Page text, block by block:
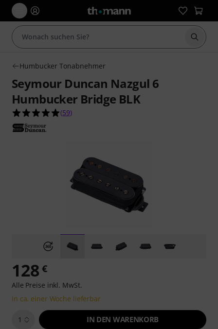
Suche
Humbucker Tonabnehmer
Seymour Duncan Nazgul 6
Humbucker Bridge BLK
4.9 von 5 Sternen aus 59 Kundenbewertungen
(59)
128 €
Alle Preise inkl. MwSt.
In ca. einer Woche lieferbar
1 IN DEN WARENKORB